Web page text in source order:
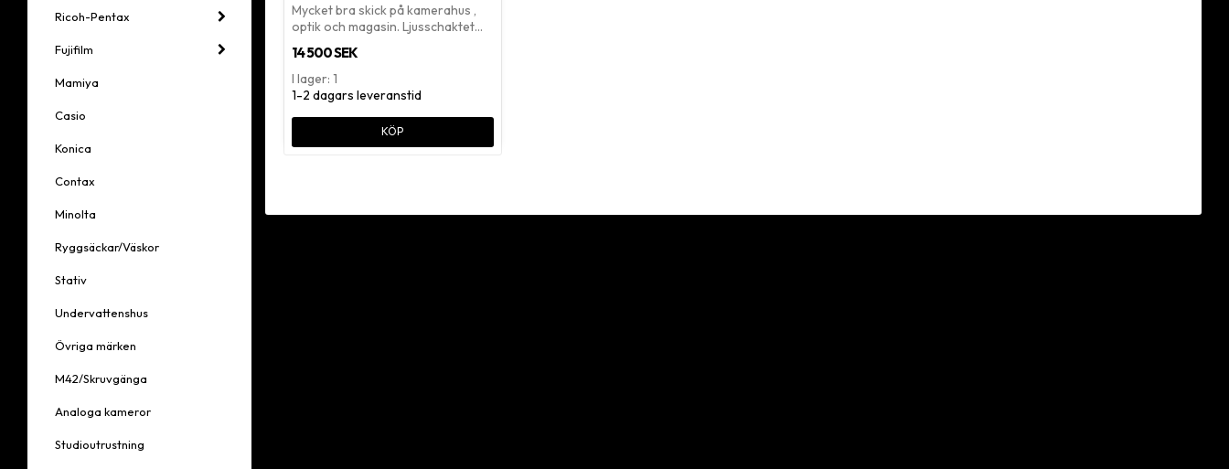
Ricoh-Pentax
Fujifilm
Mamiya
Casio
Konica
Contax
Minolta
Ryggsäckar/Väskor
Stativ
Undervattenshus
Övriga märken
M42/Skruvgänga
Analoga kameror
Studioutrustning
Mycket bra skick på kamerahus ,
optik och magasin. Ljusschaktet…
14 500 SEK
I lager: 1
1-2 dagars leveranstid
KÖP